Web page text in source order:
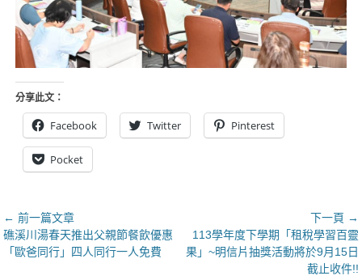
分享此文：
Facebook Twitter Pinterest
Pocket
文
章
導
← 前一篇文章
上
一
礁溪川湯春天推出父親節餐飲優惠
「歐爸同行」四人同行一人免費
下一頁 →
一
113學年度下學期「租稅學習百靈
果」~明信片抽獎活動將於9月15日
截止收件!!